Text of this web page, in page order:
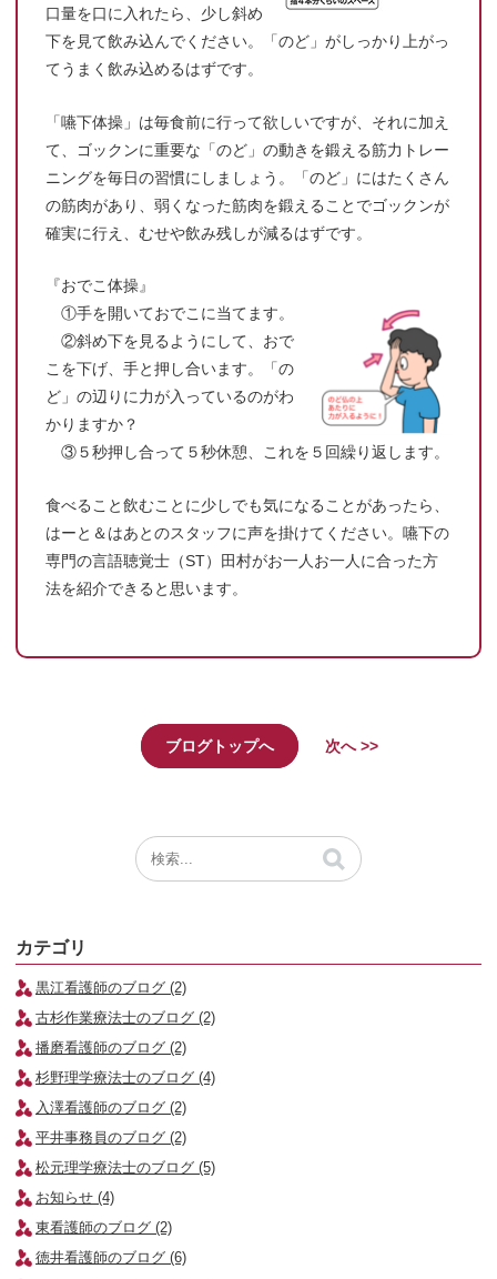
口量を口に入れたら、少し斜め
下を見て飲み込んでください。「のど」がしっかり上がっ
てうまく飲み込めるはずです。
「嚥下体操」は毎食前に行って欲しいですが、それに加え
て、ゴックンに重要な「のど」の動きを鍛える筋力トレー
ニングを毎日の習慣にしましょう。「のど」にはたくさん
の筋肉があり、弱くなった筋肉を鍛えることでゴックンが
確実に行え、むせや飲み残しが減るはずです。
『おでこ体操』
①手を開いておでこに当てます。
②斜め下を見るようにして、おで
こを下げ、手と押し合います。「の
ど」の辺りに力が入っているのがわ
かりますか？
③５秒押し合って５秒休憩、これを５回繰り返します。
食べること飲むことに少しでも気になることがあったら、
はーと＆はあとのスタッフに声を掛けてください。嚥下の
専門の言語聴覚士（ST）田村がお一人お一人に合った方
法を紹介できると思います。
ブログトップへ 次へ >>
カテゴリ
黒江看護師のブログ (2)
古杉作業療法士のブログ (2)
播磨看護師のブログ (2)
杉野理学療法士のブログ (4)
入澤看護師のブログ (2)
平井事務員のブログ (2)
松元理学療法士のブログ (5)
お知らせ (4)
東看護師のブログ (2)
徳井看護師のブログ (6)